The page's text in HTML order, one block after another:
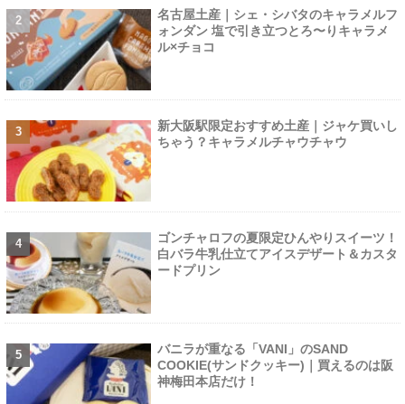
名古屋土産｜シェ・シバタのキャラメルフ
ォンダン 塩で引き立つとろ〜りキャラメ
ル×チョコ
新大阪駅限定おすすめ土産｜ジャケ買いし
ちゃう？キャラメルチャウチャウ
ゴンチャロフの夏限定ひんやりスイーツ！
白バラ牛乳仕立てアイスデザート＆カスタ
ードプリン
バニラが重なる「VANI」のSAND
COOKIE(サンドクッキー)｜買えるのは阪
神梅田本店だけ！